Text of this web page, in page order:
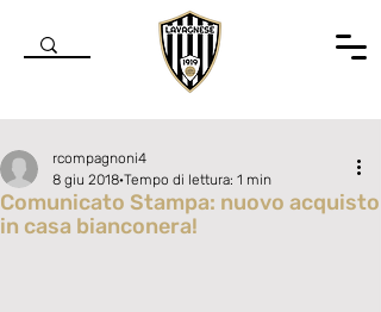
Comunicato Stampa: nuovo acquisto
in casa bianconera!
rcompagnoni4
8 giu 2018 Tempo di lettura: 1 min